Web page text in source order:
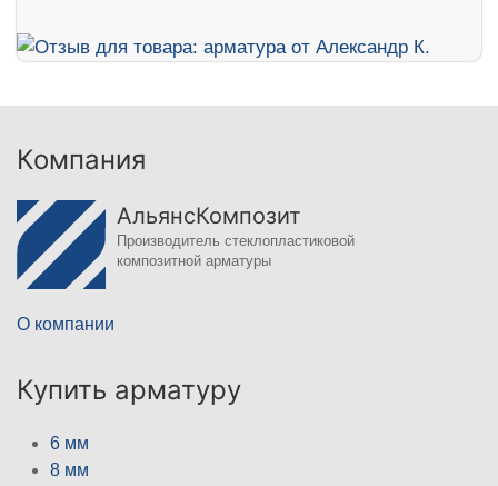
Компания
АльянсКомпозит
Производитель стеклопластиковой
композитной арматуры
О компании
Купить арматуру
6 мм
8 мм